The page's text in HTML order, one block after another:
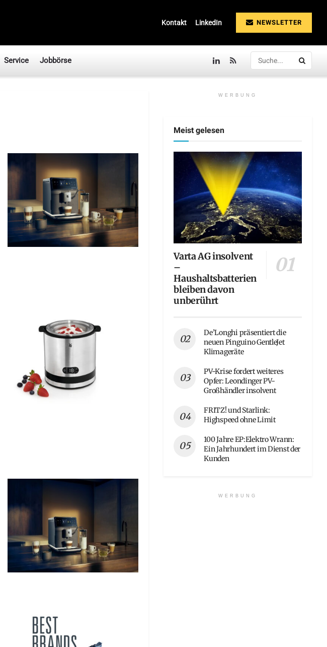
Kontakt LinkedIn NEWSLETTER
Service Jobbörse
WERBUNG
Meist gelesen
Varta AG insolvent
–
Haushaltsbatterien
bleiben davon
unberührt
De’Longhi präsentiert die
neuen Pinguino GentleJet
Klimageräte
PV-Krise fordert weiteres
Opfer: Leondinger PV-
Großhändler insolvent
FRITZ! und Starlink:
Highspeed ohne Limit
100 Jahre EP:Elektro Wrann:
Ein Jahrhundert im Dienst der
Kunden
WERBUNG